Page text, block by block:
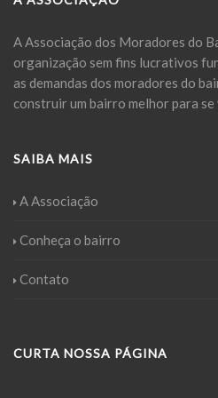
A Associação dos Moradores do
organização sem fins lucrativos
as demandas dos moradores do
construir um bairro melhor para se
SAIBA MAIS
A Associação
Conheça o bairro
Contato
CURTA NOSSA PÁGINA